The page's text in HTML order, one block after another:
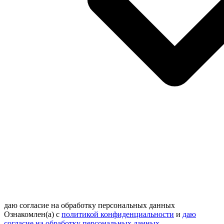
даю согласие на обработку персональных данных
Ознакомлен(а) с политикой конфиденциальности и даю